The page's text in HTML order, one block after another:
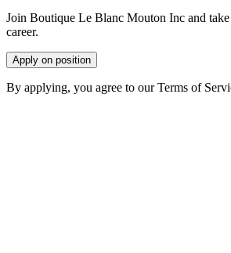
Join Boutique Le Blanc Mouton Inc and
career.
Apply on position
By applying, you agree to our Terms of